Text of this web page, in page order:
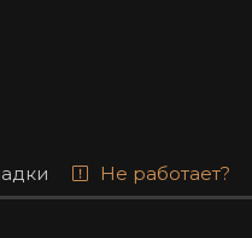
Не работает?